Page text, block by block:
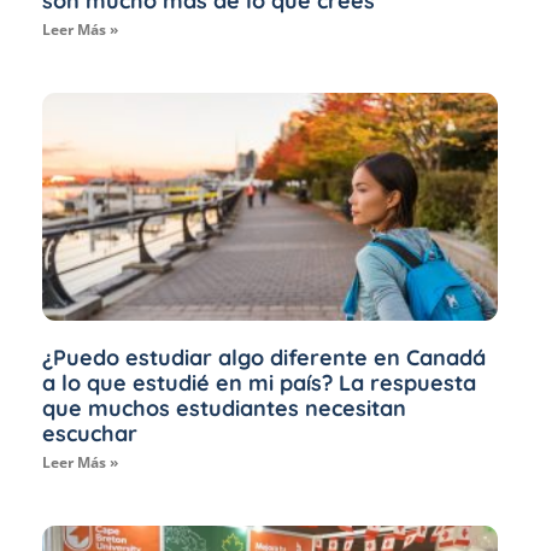
Leer Más »
¿Puedo estudiar algo diferente en Canadá
a lo que estudié en mi país? La respuesta
que muchos estudiantes necesitan
escuchar
Leer Más »